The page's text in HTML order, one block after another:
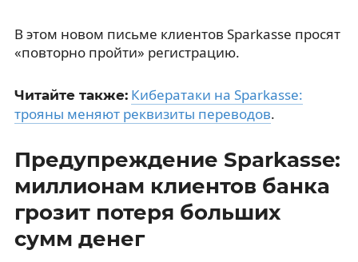
В этом новом письме клиентов Sparkasse просят
«повторно пройти» регистрацию.
Читайте также: Кибератаки на Sparkasse:
трояны меняют реквизиты переводов.
Предупреждение Sparkasse:
миллионам клиентов банка
грозит потеря больших
сумм денег